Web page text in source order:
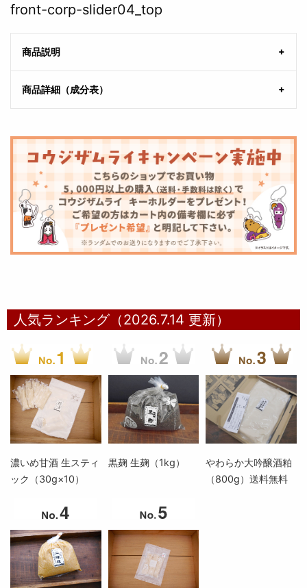
front-corp-slider04_top
商品説明
商品詳細（成分表）
人気ランキング（2026.7.14 更新）
濃いめ甘酒 生スティ
ック（30g×10）
黒麹 生麹（1kg）
やわらか大吟醸酒粕
（800g）送料無料